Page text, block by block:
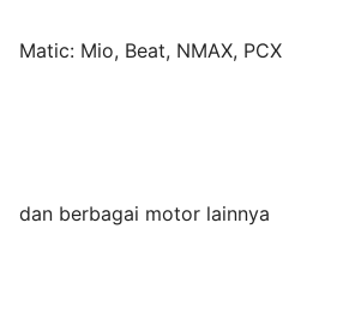
Matic: Mio, Beat, NMAX, PCX
dan berbagai motor lainnya